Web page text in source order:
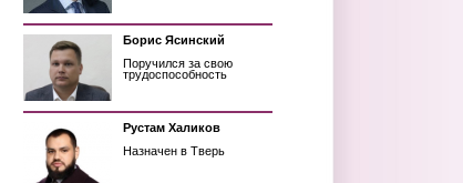
Борис Ясинский
Поручился за свою
трудоспособность
Рустам Халиков
Назначен в Тверь